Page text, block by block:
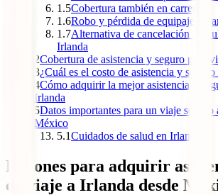
1.5Cobertura también en carretera
1.6Robo y pérdida de equipaje
1.7Alternativa de cancelación –
Irlanda
2Cobertura de asistencia y seguro para
3¿Cuál es el costo de asistencia y seguro
4Cómo adquirir la mejor asistencia y
Irlanda
5Datos importantes para un viaje seguro
México
5.1Cuidados de salud en Irlanda
Razones para adquirir
de viaje a Irlanda desde